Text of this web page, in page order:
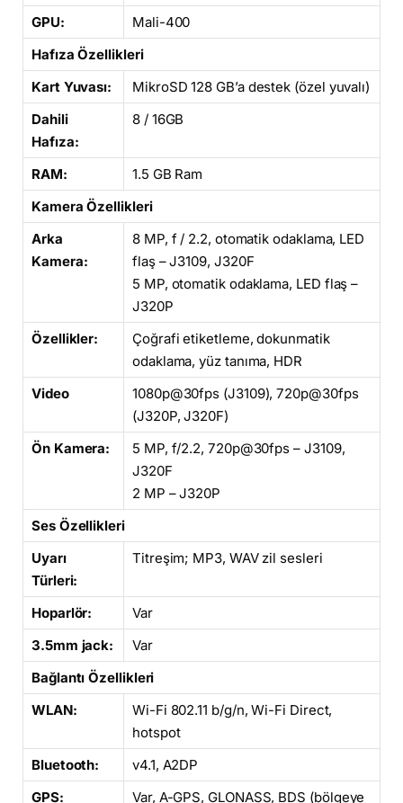
GPU:
Mali-400
Hafıza Özellikleri
Kart Yuvası:
MikroSD 128 GB’a destek (özel yuvalı)
Dahili
Hafıza:
8 / 16GB
RAM:
1.5 GB Ram
Kamera Özellikleri
Arka
Kamera:
8 MP, f / 2.2, otomatik odaklama, LED
flaş – J3109, J320F
5 MP, otomatik odaklama, LED flaş –
J320P
Özellikler:
Çoğrafi etiketleme, dokunmatik
odaklama, yüz tanıma, HDR
Video
1080p@30fps (J3109), 720p@30fps
(J320P, J320F)
Ön Kamera:
5 MP, f/2.2, 720p@30fps – J3109,
J320F
2 MP – J320P
Ses Özellikleri
Uyarı
Türleri:
Titreşim; MP3, WAV zil sesleri
Hoparlör:
Var
3.5mm jack:
Var
Bağlantı Özellikleri
WLAN:
Wi-Fi 802.11 b/g/n, Wi-Fi Direct,
hotspot
Bluetooth:
v4.1, A2DP
GPS:
Var, A-GPS, GLONASS, BDS (bölgeye